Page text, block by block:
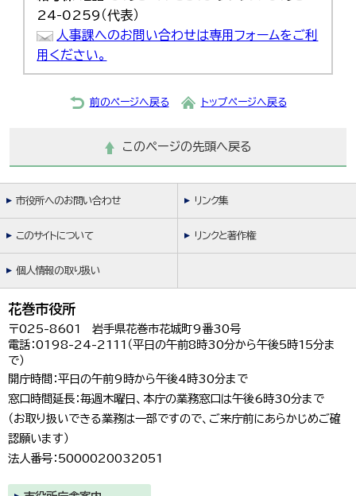
24-0259（代表）
人事課へのお問い合わせは専用フォームをご利
用ください。
前のページへ戻る トップページへ戻る
このページの先頭へ戻る
市役所へのお問い合わせ リンク集
このサイトについて リンクと著作権
個人情報の取り扱い
花巻市役所
〒025-8601 岩手県花巻市花城町9番30号
電話：0198-24-2111（平日の午前8時30分から午後5時15分ま
で）
開庁時間：平日の午前9時から午後4時30分まで
窓口時間延長：毎週木曜日、本庁の業務窓口は午後6時30分まで
（お取り扱いできる業務は一部ですので、ご来庁前にあらかじめご確
認願います）
法人番号：5000020032051